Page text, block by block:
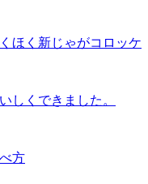
ほく新じゃがコロッケ
しくできました。
方